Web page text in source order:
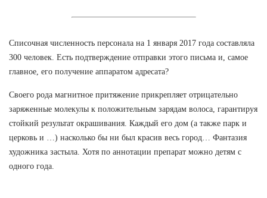
Списочная численность персонала на 1 января 2017 года составляла
300 человек. Есть подтверждение отправки этого письма и, самое
главное, его получение аппаратом адресата?
Своего рода магнитное притяжение прикрепляет отрицательно
заряженные молекулы к положительным зарядам волоса, гарантируя
стойкий результат окрашивания. Каждый его дом (а также парк и
церковь и …) насколько бы ни был красив весь город… Фантазия
художника застыла. Хотя по аннотации препарат можно детям с
одного года.